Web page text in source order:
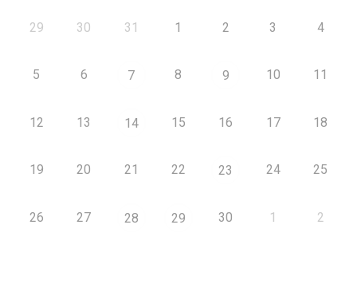
29 30 31 1 2 3 4
5 6 7 8 9 10 11
12 13 14 15 16 17 18
19 20 21 22 23 24 25
26 27 28 29 30 1 2